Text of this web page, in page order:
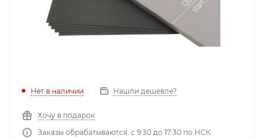
Нет в наличии Нашли дешевле?
Хочу в подарок
Заказы обрабатываются: с 9:30 до 17:30 по НСК